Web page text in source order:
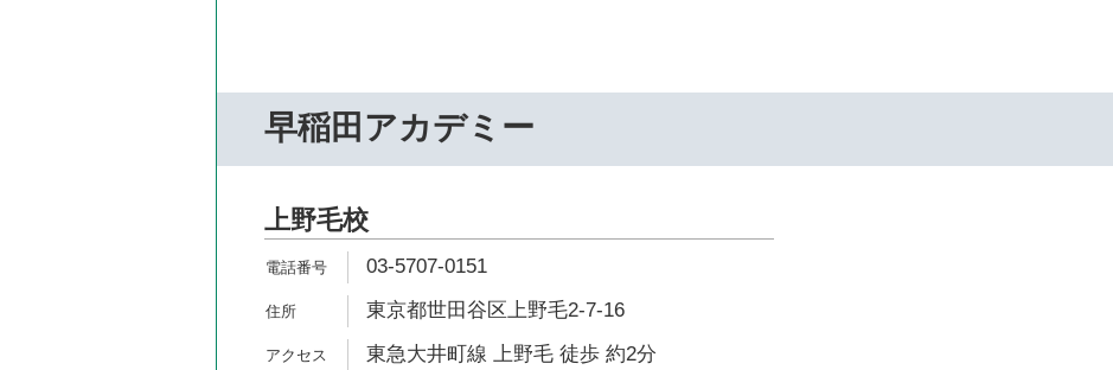
早稲田アカデミー
上野毛校
03-5707-0151
東京都世田谷区上野毛2-7-16
東急大井町線 上野毛 徒歩 約2分